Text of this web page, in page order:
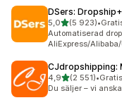
DSers:
5,0av 5 stjärnor
(5 923)
5923 recensioner
•
Automatiserad
AliExpress/Alibaba/
CJdropshipping:
4,9av 5 stjärnor
(2 551)
2551 recensioner
•
Du säljer – vi